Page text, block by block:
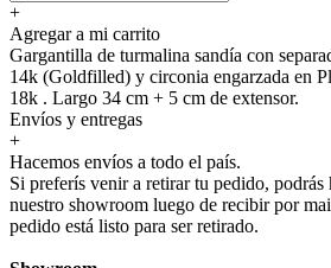
+
Agregar a mi carrito
Gargantilla de turmalina sandía con
14k (Goldfilled) y circonia engarzada en
18k . Largo 34 cm + 5 cm de extensor.
Envíos y entregas
+
Hacemos envíos a todo el país.
Si preferís venir a retirar tu pedido, podrás
nuestro showroom luego de recibir por
pedido está listo para ser retirado.